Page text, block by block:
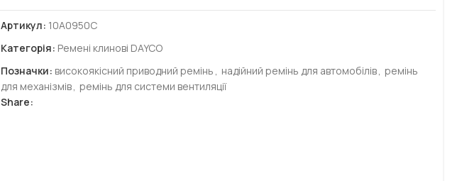
Артикул: 10A0950C
Категорія: Ремені клинові DAYCO
Позначки: високоякісний приводний ремінь , надійний ремінь для автомобілів, ремінь
для механізмів, ремінь для системи вентиляції
Share: